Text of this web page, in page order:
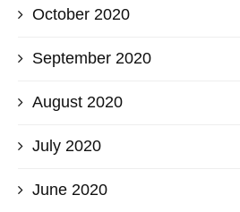
October 2020
September 2020
August 2020
July 2020
June 2020